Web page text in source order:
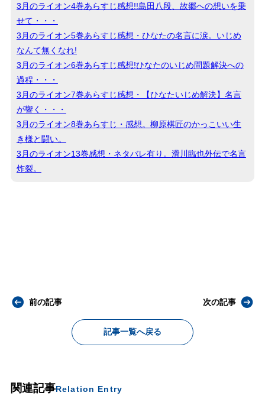
3月のライオン4巻あらすじ感想!!島田八段、故郷への想いを乗
せて・・・
3月のライオン5巻あらすじ感想・ひなたの名言に涙。いじめ
なんて無くなれ!
3月のライオン6巻あらすじ感想!ひなたのいじめ問題解決への
過程・・・
3月のライオン7巻あらすじ感想・【ひなたいじめ解決】名言
が響く・・・
3月のライオン8巻あらすじ・感想。柳原棋匠のかっこいい生
き様と闘い。
3月のライオン13巻感想・ネタバレ有り。滑川臨也外伝で名言
炸裂。
前の記事
記事一覧へ戻る
次の記事
関連記事Relation Entry